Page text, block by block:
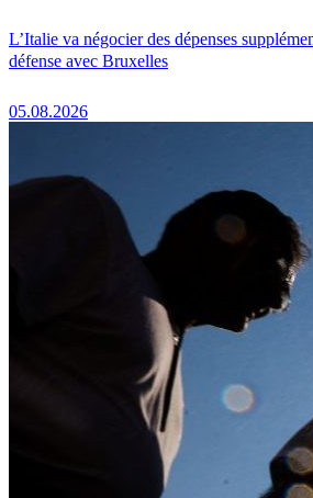
L’Italie va négocier des dépenses
défense avec Bruxelles
05.08.2026